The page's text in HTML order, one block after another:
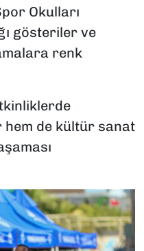
Okulları
gösteriler ve
renk
hem de kültür sanat